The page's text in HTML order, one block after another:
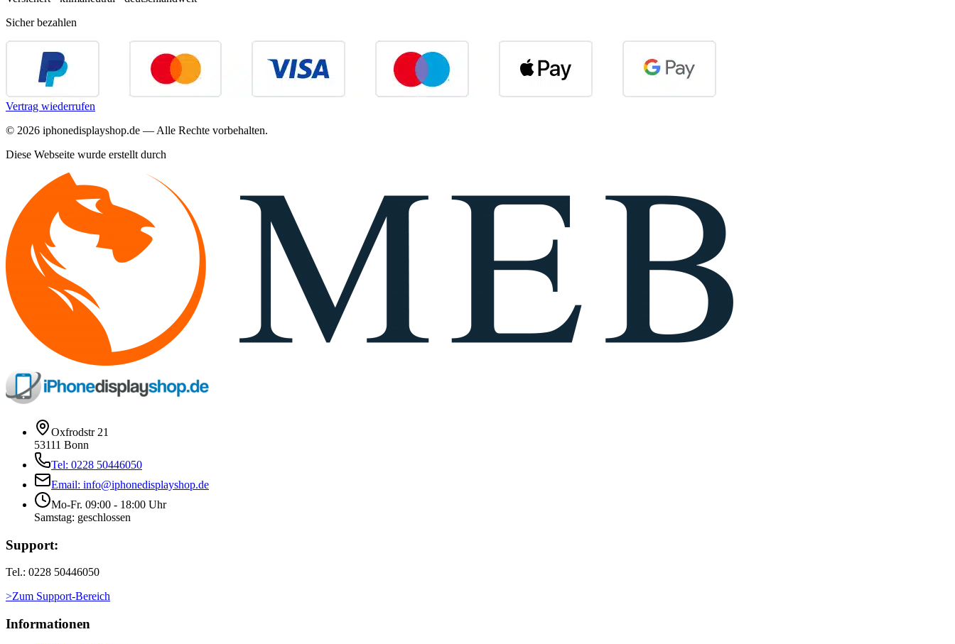
Sicher bezahlen
Vertrag wiederrufen
© 2026 iphonedisplayshop.de — Alle Rechte vorbehalten.
Diese Webseite wurde erstellt durch
Oxfrodstr 21
53111 Bonn
Tel: 0228 50446050
Email: info@iphonedisplayshop.de
Mo-Fr. 09:00 - 18:00 Uhr
Samstag: geschlossen
Support:
Tel.: 0228 50446050
>Zum Support-Bereich
Informationen